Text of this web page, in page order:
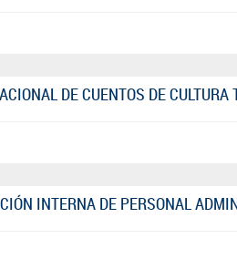
DE CUENTOS DE
INTERNA DE PERSONAL